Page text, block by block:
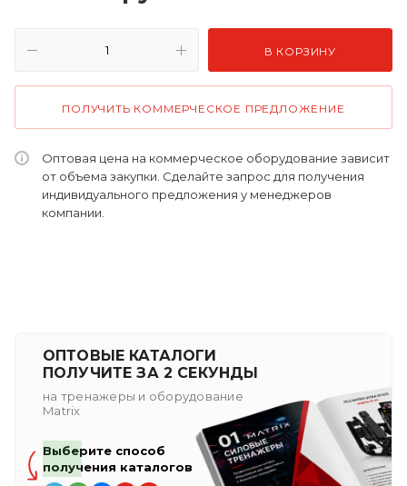
В КОРЗИНУ
ПОЛУЧИТЬ КОММЕРЧЕСКОЕ ПРЕДЛОЖЕНИЕ
Оптовая цена на коммерческое оборудование зависит
от объема закупки. Сделайте запрос для получения
индивидуального предложения у менеджеров
компании.
ОПТОВЫЕ КАТАЛОГИ
ПОЛУЧИТЕ ЗА 2 СЕКУНДЫ
на тренажеры и оборудование
Matrix
Выберите способ
получения каталогов